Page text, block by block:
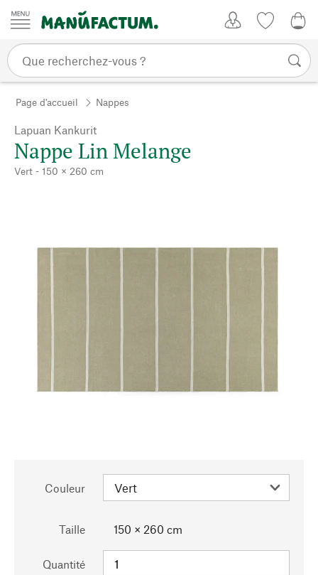
Passer au contenu
Page d'accueil Nappes
Lapuan Kankurit
Nappe Lin Melange
Vert - 150 × 260 cm
Couleur
Taille 150 × 260 cm
Quantité